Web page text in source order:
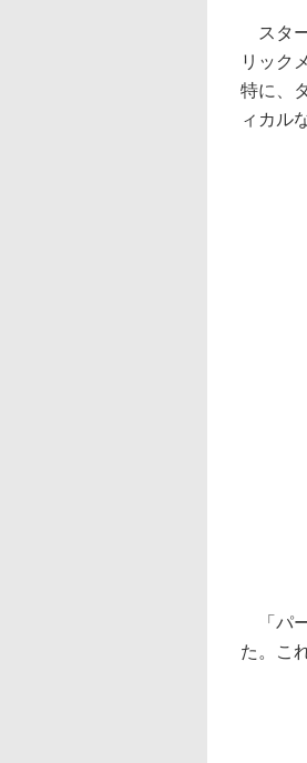
スタ
リック
特に、
ィカル
「パ
た。こ